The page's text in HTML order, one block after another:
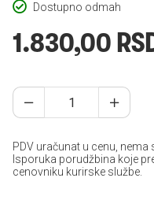
Dostupno odmah
1.830,00
PDV uračunat u cenu, nema
Isporuka porudžbina koje
cenovniku kurirske službe.